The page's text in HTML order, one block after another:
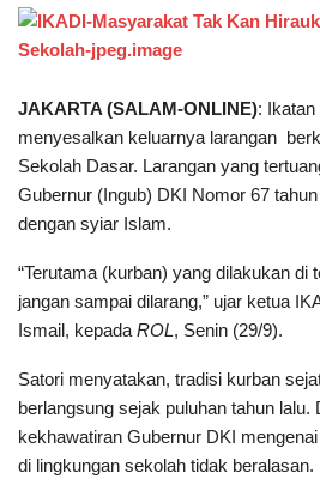
JAKARTA (SALAM-ONLINE):
menyesalkan keluarnya larangan
Sekolah Dasar. Larangan yang
Gubernur (Ingub) DKI Nomor 67
dengan syiar Islam.
“Terutama (kurban) yang dilakukan di
jangan sampai dilarang,” ujar ketua
Ismail, kepada ROL, Senin (29/9).
Satori menyatakan, tradisi kurban
berlangsung sejak puluhan tahun lalu.
kekhawatiran Gubernur DKI
di lingkungan sekolah tidak beralasan.